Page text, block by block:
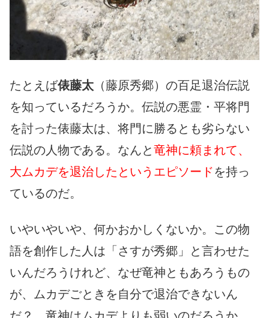
たとえば俵藤太 （藤原秀郷）の百足退治伝説
を知っているだろうか。伝説の悪霊・平将門
を討った俵藤太は、将門に勝るとも劣らない
伝説の人物である。なんと竜神に頼まれて、
大ムカデを退治したというエピソードを持っ
ているのだ。
いやいやいや、何かおかしくないか。この物
語を創作した人は「さすが秀郷」と言わせた
いんだろうけれど、なぜ竜神ともあろうもの
が、ムカデごときを自分で退治できないん
だ？ 竜神はムカデよりも弱いのだろうか。